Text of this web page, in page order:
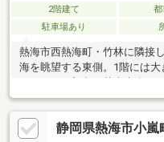
2階建て 都
駐車場あり
熱海市西熱海町・竹林に隣接
海を眺望する東側。1階には
住はもちろんリゾートにもお
静岡県熱海市小嵐